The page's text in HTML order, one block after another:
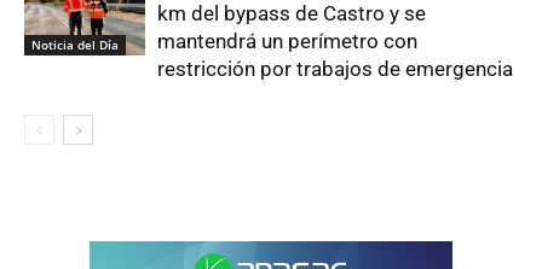
Noticia del Día
km del bypass de Castro y se
mantendrá un perímetro con
restricción por trabajos de emergencia